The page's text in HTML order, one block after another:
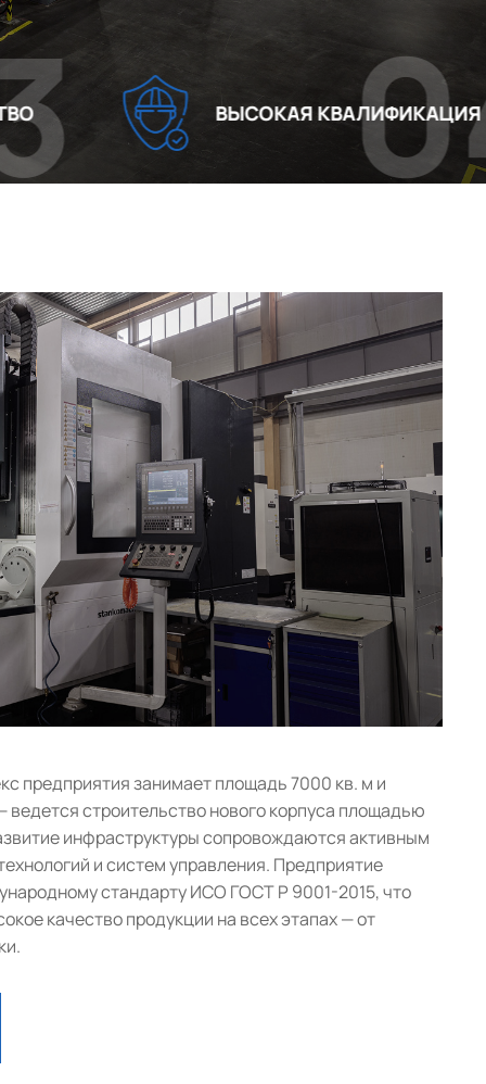
ВЫСОКАЯ КВАЛИФИКАЦИЯ
04
предприятия занимает площадь 7000 кв. м и
строительство нового корпуса площадью
инфраструктуры сопровождаются активным
и систем управления. Предприятие
стандарту ИСО ГОСТ Р 9001-2015, что
качество продукции на всех этапах — от